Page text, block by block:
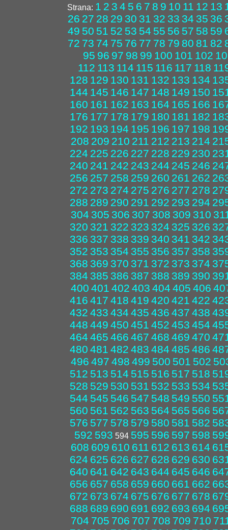
Strana: 1 2 3 4 5 6 7 8 9 10 11 12 13
26 27 28 29 30 31 32 33 34 35 36
49 50 51 52 53 54 55 56 57 58 59
72 73 74 75 76 77 78 79 80 81 82
95 96 97 98 99 100 101 102
112 113 114 115 116 117 118
128 129 130 131 132 133 134
144 145 146 147 148 149 150
160 161 162 163 164 165 166
176 177 178 179 180 181 182
192 193 194 195 196 197 198
208 209 210 211 212 213 214
224 225 226 227 228 229 230
240 241 242 243 244 245 246
256 257 258 259 260 261 262
272 273 274 275 276 277 278
288 289 290 291 292 293 294
304 305 306 307 308 309 310
320 321 322 323 324 325 326
336 337 338 339 340 341 342
352 353 354 355 356 357 358
368 369 370 371 372 373 374
384 385 386 387 388 389 390
400 401 402 403 404 405 406
416 417 418 419 420 421 422
432 433 434 435 436 437 438
448 449 450 451 452 453 454
464 465 466 467 468 469 470
480 481 482 483 484 485 486
496 497 498 499 500 501 502
512 513 514 515 516 517 518
528 529 530 531 532 533 534
544 545 546 547 548 549 550
560 561 562 563 564 565 566
576 577 578 579 580 581 582
592 593 594 595 596 597 598
608 609 610 611 612 613 614
624 625 626 627 628 629 630
640 641 642 643 644 645 646
656 657 658 659 660 661 662
672 673 674 675 676 677 678
688 689 690 691 692 693 694
704 705 706 707 708 709 710